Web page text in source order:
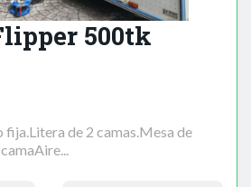
500tk
de 2 camas.Mesa de